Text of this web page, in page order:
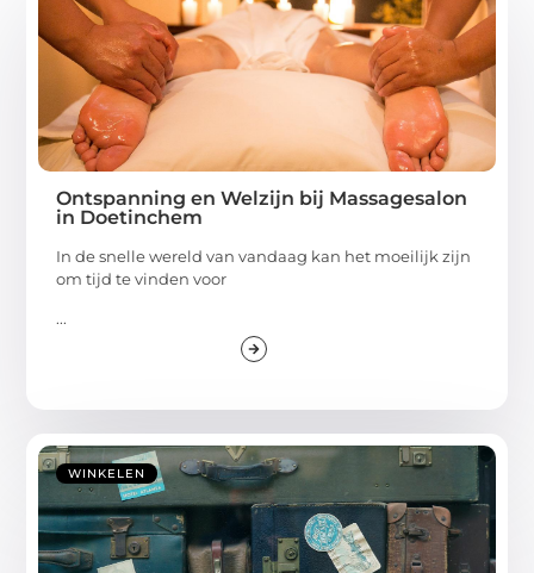
Ontspanning en Welzijn bij Massagesalon
in Doetinchem
In de snelle wereld van vandaag kan het moeilijk zijn
om tijd te vinden voor
...
WINKELEN